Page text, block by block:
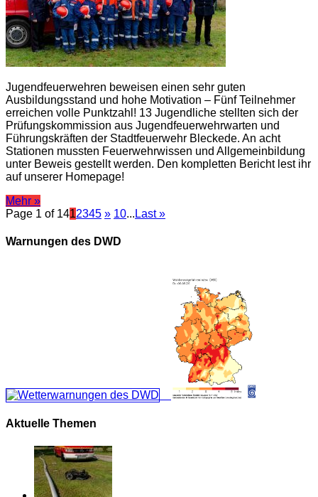
Jugendfeuerwehren beweisen einen sehr guten
Ausbildungsstand und hohe Motivation – Fünf Teilnehmer
erreichen volle Punktzahl! 13 Jugendliche stellten sich der
Prüfungskommission aus Jugendfeuerwehrwarten und
Führungskräften der Stadtfeuerwehr Bleckede. An acht
Stationen mussten Feuerwehrwissen und Allgemeinbildung
unter Beweis gestellt werden. Den kompletten Bericht lest ihr
auf unserer Homepage!
Mehr »
Page 1 of 1412345 » 10... Last »
Warnungen des DWD
Aktuelle Themen